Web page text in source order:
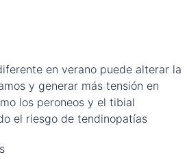
en verano puede alterar la
y generar más tensión en
los peroneos y el tibial
el riesgo de tendinopatías